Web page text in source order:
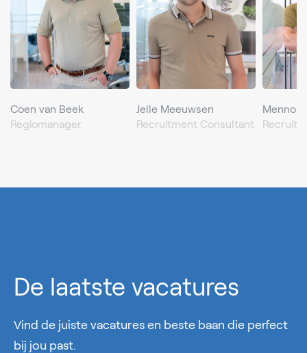
Coen van Beek
Regiomanager
Jelle Meeuwsen
Recruitment Consultant
Menno
De laatste vacatures
Vind de juiste vacatures en beste baan die perfect
bij jou past.